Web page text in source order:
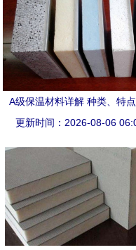
A级保温材料详解 种类、特
更新时间：2026-08-06